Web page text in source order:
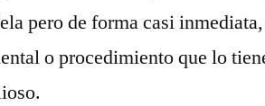
pero de forma casi
o procedimiento que lo